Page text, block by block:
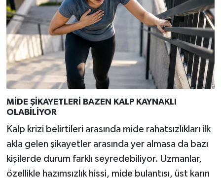
MİDE ŞİKAYETLERİ BAZEN KALP KAYNAKLI
OLABİLİYOR
Kalp krizi belirtileri arasında mide rahatsızlıkları ilk
akla gelen şikayetler arasında yer almasa da bazı
kişilerde durum farklı seyredebiliyor. Uzmanlar,
özellikle hazımsızlık hissi, mide bulantısı, üst karın